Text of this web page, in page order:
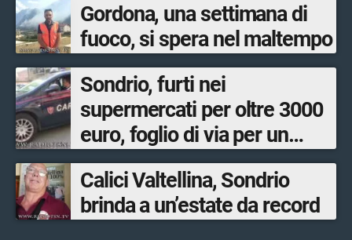
Gordona, una settimana di
fuoco, si spera nel maltempo
Sondrio, furti nei
supermercati per oltre 3000
euro, foglio di via per un
ventinovenne
Calici Valtellina, Sondrio
brinda a un’estate da record